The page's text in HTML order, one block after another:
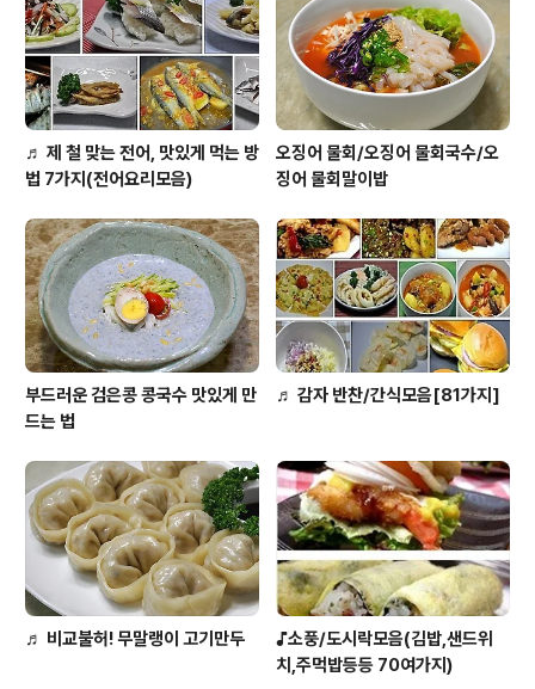
♬ 제 철 맞는 전어, 맛있게 먹는 방
법 7가지(전어요리모음)
오징어 물회/오징어 물회국수/오
징어 물회말이밥
부드러운 검은콩 콩국수 맛있게 만
드는 법
♬ 감자 반찬/간식모음[81가지]
♬ 비교불허! 무말랭이 고기만두
♪소풍/도시락모음(김밥,샌드위
치,주먹밥등등 70여가지)